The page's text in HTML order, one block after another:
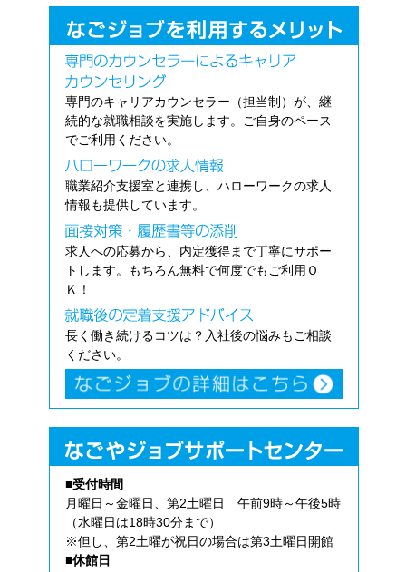
専門のキャリアカウンセラー（担当制）が、継
続的な就職相談を実施します。ご自身のペース
でご利用ください。
職業紹介支援室と連携し、ハローワークの求人
情報も提供しています。
求人への応募から、内定獲得まで丁寧にサポー
トします。もちろん無料で何度でもご利用Ｏ
Ｋ！
長く働き続けるコツは？入社後の悩みもご相談
ください。
■受付時間
月曜日～金曜日、第2土曜日 午前9時～午後5時
（水曜日は18時30分まで）
※但し、第2土曜が祝日の場合は第3土曜日開館
■休館日